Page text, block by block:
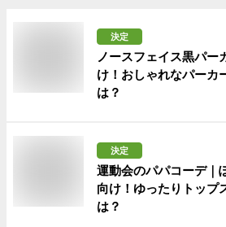
決定
ノースフェイス黒パー
け！おしゃれなパーカ
は？
決定
運動会のパパコーデ｜
向け！ゆったりトップ
は？